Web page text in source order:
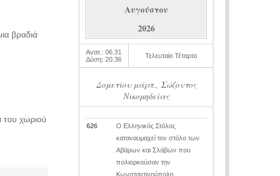
βραδιά
του χωριού
Αυγούστου
2026
Ανατ.: 06.31
Δύση: 20.36
Τελευταίο Τέταρτο
Δομετίου μάρτ., Σώζοντος
Νικομηδείας
626
Ο Ελληνικός Στόλος
καταναυμαχεί τον στόλο των
Αβάρων και Σλάβων που
πολιορκούσαν την
Κωνσταντινούπολη.